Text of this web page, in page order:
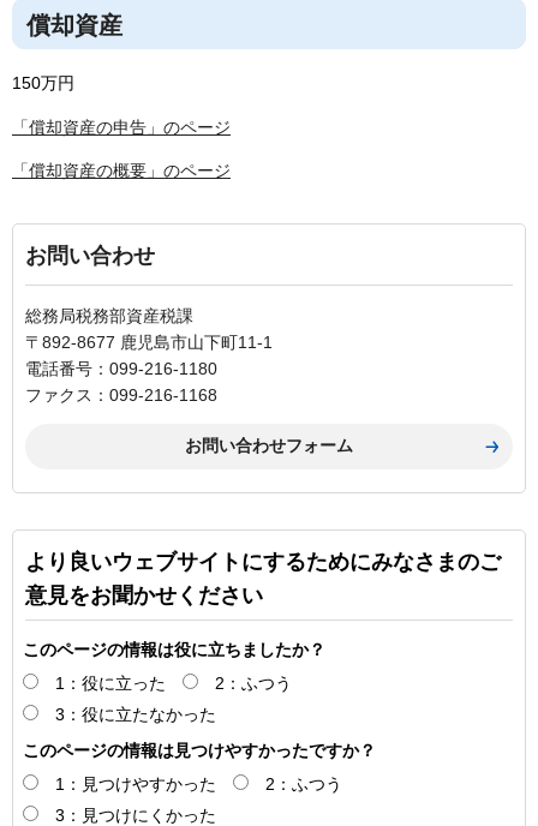
償却資産
150万円
「償却資産の申告」のページ
「償却資産の概要」のページ
お問い合わせ
総務局税務部資産税課
〒892-8677 鹿児島市山下町11-1
電話番号：099-216-1180
ファクス：099-216-1168
より良いウェブサイトにするためにみなさまのご
意見をお聞かせください
このページの情報は役に立ちましたか？
1：役に立った
2：ふつう
3：役に立たなかった
このページの情報は見つけやすかったですか？
1：見つけやすかった
2：ふつう
3：見つけにくかった